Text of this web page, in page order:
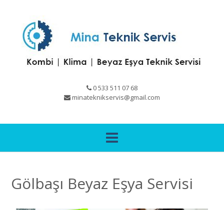
0 533 511 07 68
minateknikservis@gmail.com
Gölbaşı Beyaz Eşya Servisi